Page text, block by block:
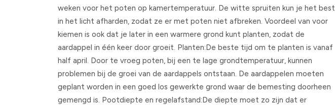
weken voor het poten op kamertemperatuur. De witte spruiten kun je het best
in het licht afharden, zodat ze er met poten niet afbreken. Voordeel van voor
kiemen is ook dat je later in een warmere grond kunt planten, zodat de
aardappel in één keer door groeit. Planten:De beste tijd om te planten is vanaf
half april. Door te vroeg poten, bij een te lage grondtemperatuur, kunnen
problemen bij de groei van de aardappels ontstaan. De aardappelen moeten
geplant worden in een goed los gewerkte grond waar de bemesting doorheen
gemengd is. Pootdiepte en regelafstand:De diepte moet zo zijn dat er